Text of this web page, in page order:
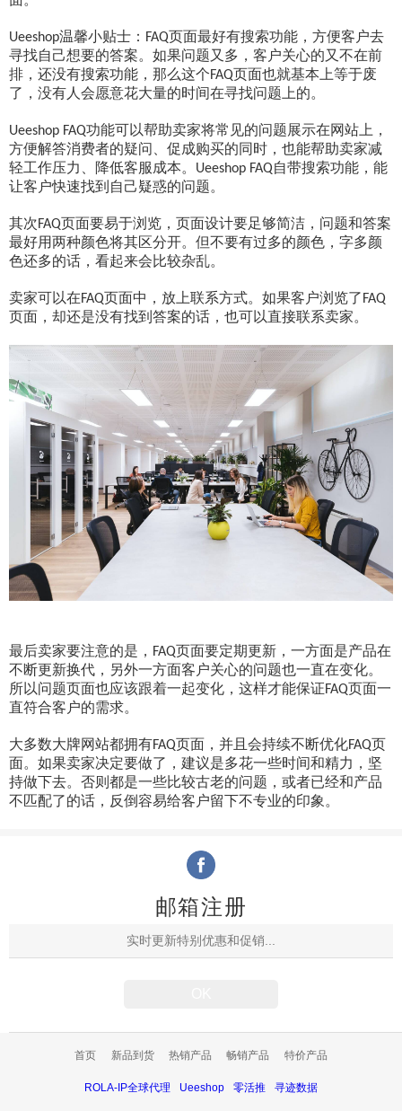
Ueeshop温馨小贴士： FAQ页面最好有搜索功能，方便客户去
寻找自己想要的答案。如果问题又多，客户关心的又不在前
排，还没有搜索功能，那么这个FAQ页面也就基本上等于废
了，没有人会愿意花大量的时间在寻找问题上的。
Ueeshop FAQ功能可以帮助卖家将常见的问题展示在网站上，
方便解答消费者的疑问、促成购买的同时，也能帮助卖家减
轻工作压力、降低客服成本。 Ueeshop FAQ自带搜索功能，能
让客户快速找到自己疑惑的问题。
其次FAQ页面要易于浏览，页面设计要足够简洁，问题和答案
最好用两种颜色将其区分开。但不要有过多的颜色，字多颜
色还多的话，看起来会比较杂乱。
卖家可以在FAQ页面中，放上联系方式。如果客户浏览了 FAQ
页面，却还是没有找到答案的话，也可以直接联系卖家。
最后卖家要注意的是， FAQ页面要定期更新，一方面是产品在
不断更新换代，另外一方面客户关心的问题也一直在变化。
所以问题页面也应该跟着一起变化，这样才能保证FAQ页面一
直符合客户的需求。
大多数大牌网站都拥有FAQ页面，并且会持续不断优化FAQ页
面。如果卖家决定要做了，建议是多花一些时间和精力，坚
持做下去。否则都是一些比较古老的问题，或者已经和产品
不匹配了的话，反倒容易给客户留下不专业的印象。
邮箱注册
首页 新品到货 热销产品 畅销产品 特价产品
ROLA-IP全球代理 Ueeshop 零活推 寻迹数据